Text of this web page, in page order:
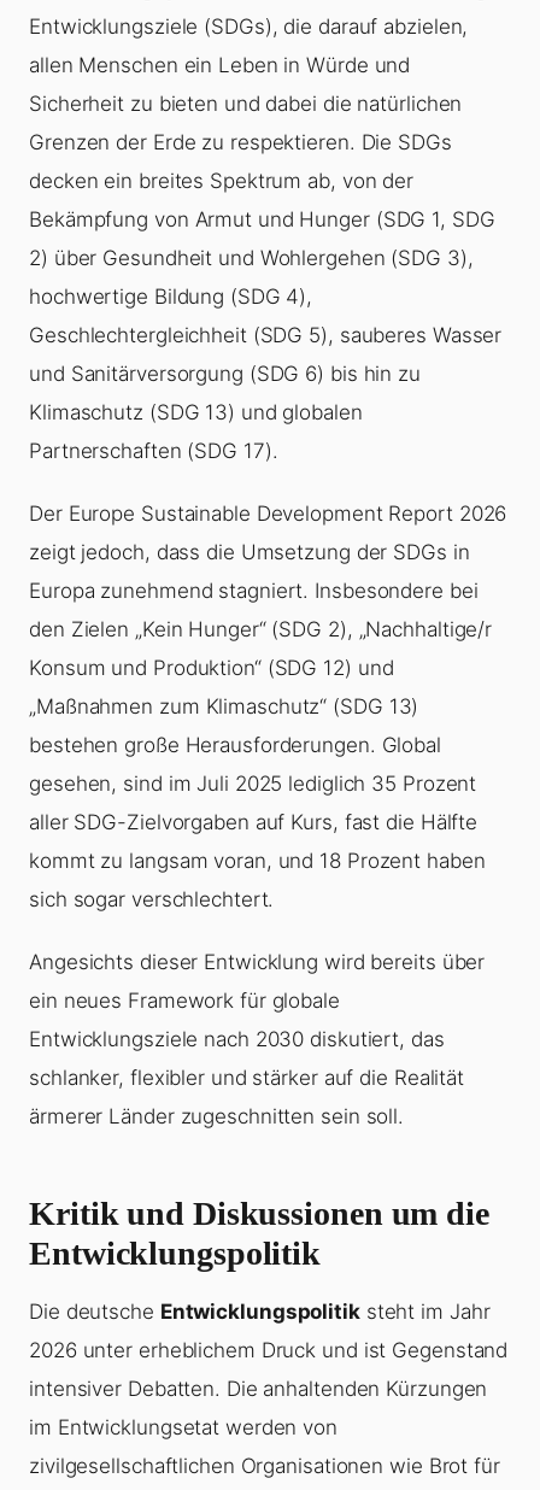
Entwicklungsziele (SDGs), die darauf abzielen,
allen Menschen ein Leben in Würde und
Sicherheit zu bieten und dabei die natürlichen
Grenzen der Erde zu respektieren. Die SDGs
decken ein breites Spektrum ab, von der
Bekämpfung von Armut und Hunger (SDG 1, SDG
2) über Gesundheit und Wohlergehen (SDG 3),
hochwertige Bildung (SDG 4),
Geschlechtergleichheit (SDG 5), sauberes Wasser
und Sanitärversorgung (SDG 6) bis hin zu
Klimaschutz (SDG 13) und globalen
Partnerschaften (SDG 17).
Der Europe Sustainable Development Report 2026
zeigt jedoch, dass die Umsetzung der SDGs in
Europa zunehmend stagniert. Insbesondere bei
den Zielen „Kein Hunger“ (SDG 2), „Nachhaltige/r
Konsum und Produktion“ (SDG 12) und
„Maßnahmen zum Klimaschutz“ (SDG 13)
bestehen große Herausforderungen. Global
gesehen, sind im Juli 2025 lediglich 35 Prozent
aller SDG-Zielvorgaben auf Kurs, fast die Hälfte
kommt zu langsam voran, und 18 Prozent haben
sich sogar verschlechtert.
Angesichts dieser Entwicklung wird bereits über
ein neues Framework für globale
Entwicklungsziele nach 2030 diskutiert, das
schlanker, flexibler und stärker auf die Realität
ärmerer Länder zugeschnitten sein soll.
Kritik und Diskussionen um die
Entwicklungspolitik
Die deutsche Entwicklungspolitiksteht im Jahr
2026 unter erheblichem Druck und ist Gegenstand
intensiver Debatten. Die anhaltenden Kürzungen
im Entwicklungsetat werden von
zivilgesellschaftlichen Organisationen wie Brot für